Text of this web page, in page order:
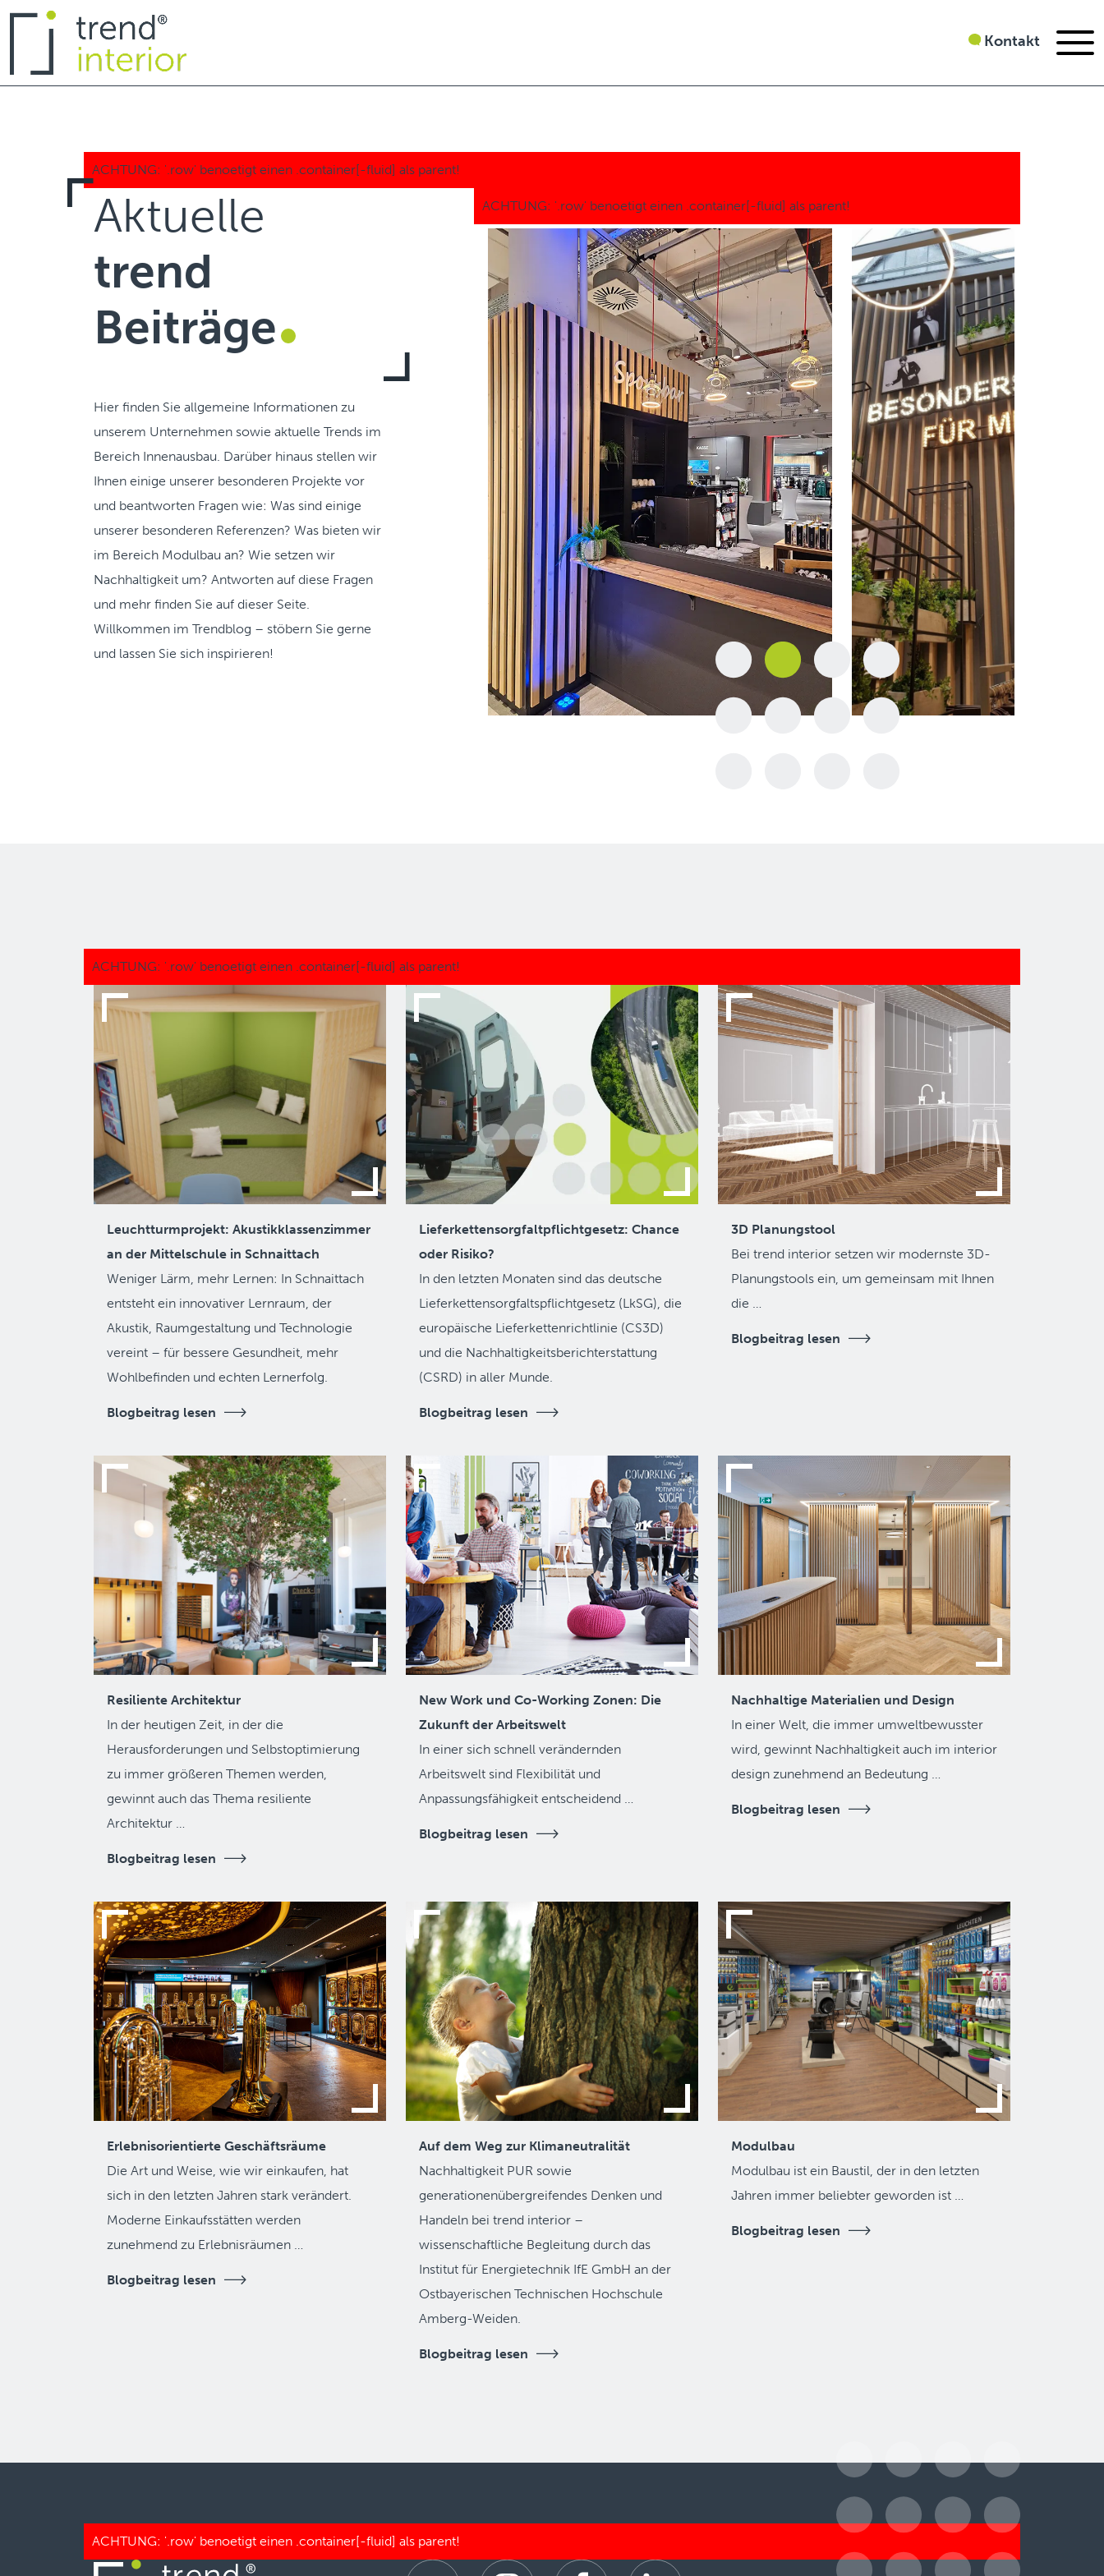
Kontakt
Aktuelle
trend
Beiträge
Hier finden Sie allgemeine Informationen zu
unserem Unternehmen sowie aktuelle Trends im
Bereich Innenausbau. Darüber hinaus stellen wir
Ihnen einige unserer besonderen Projekte vor
und beantworten Fragen wie: Was sind einige
unserer besonderen Referenzen? Was bieten wir
im Bereich Modulbau an? Wie setzen wir
Nachhaltigkeit um? Antworten auf diese Fragen
und mehr finden Sie auf dieser Seite.
Willkommen im Trendblog – stöbern Sie gerne
und lassen Sie sich inspirieren!
Leuchtturmprojekt: Akustikklassenzimmer
an der Mittelschule in Schnaittach
Weniger Lärm, mehr Lernen: In Schnaittach
entsteht ein innovativer Lernraum, der
Akustik, Raumgestaltung und Technologie
vereint – für bessere Gesundheit, mehr
Wohlbefinden und echten Lernerfolg.
Blogbeitrag lesen
Lieferkettensorgfaltpflichtgesetz: Chance
oder Risiko?
In den letzten Monaten sind das deutsche
Lieferketten­sorgfaltspflicht­gesetz (LkSG), die
europäische Lieferkettenrichtlinie (CS3D)
und die Nachhaltigkeitsbericht­erstattung
(CSRD) in aller Munde.
Blogbeitrag lesen
3D Planungstool
Bei trend interior setzen wir modernste 3D-
Planungstools ein, um gemeinsam mit Ihnen
die …
Blogbeitrag lesen
Resiliente Architektur
In der heutigen Zeit, in der die
Herausforderungen und Selbstoptimierung
zu immer größeren Themen werden,
gewinnt auch das Thema resiliente
Architektur …
Blogbeitrag lesen
New Work und Co-Working Zonen: Die
Zukunft der Arbeitswelt
In einer sich schnell verändernden
Arbeitswelt sind Flexibilität und
Anpassungsfähigkeit entscheidend …
Blogbeitrag lesen
Nachhaltige Materialien und Design
In einer Welt, die immer umweltbewusster
wird, gewinnt Nachhaltigkeit auch im interior
design zunehmend an Bedeutung …
Blogbeitrag lesen
Erlebnisorientierte Geschäftsräume
Die Art und Weise, wie wir einkaufen, hat
sich in den letzten Jahren stark verändert.
Moderne Einkaufsstätten werden
zunehmend zu Erlebnisräumen …
Blogbeitrag lesen
Auf dem Weg zur Klimaneutralität
Nachhaltigkeit PUR sowie
generationenübergreifendes Denken und
Handeln bei trend interior –
wissenschaftliche Begleitung durch das
Institut für Energietechnik IfE GmbH an der
Ostbayerischen Technischen Hochschule
Amberg-Weiden.
Blogbeitrag lesen
Modulbau
Modulbau ist ein Baustil, der in den letzten
Jahren immer beliebter geworden ist …
Blogbeitrag lesen